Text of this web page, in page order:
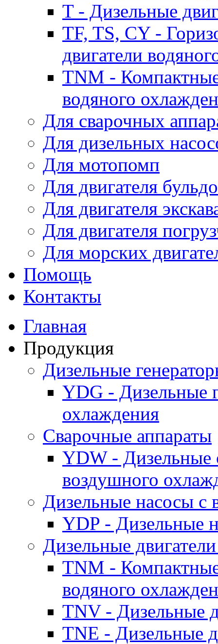
T - Дизельные
TF, TS, CY -
двигатели
TNM -
водяного
Для сварочных
Для дизельных
Для мотопомп
Для двигателя
Для двигателя
Для двигателя
Для морских
Помощь
Контакты
Главная
Продукция
Дизельные
YDG - Дизельные
охлаждения
Cварочные аппараты
YDW - Дизельные
воздушного
Дизельные насосы
YDP - Дизельные
Дизельные
TNM -
водяного
TNV - Дизельные
TNE - Дизельные